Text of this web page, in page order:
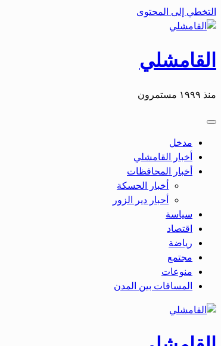
التخطي إلى المحتوى
القامشلي
منذ ١٩٩٩ مستمرون
مدخل
أخبار القامشلي
أخبار المحافظات
أخبار الحسكة
أحبار دير الزور
سياسة
اقتصاد
رياضة
مجتمع
منوعات
المسافات بين المدن